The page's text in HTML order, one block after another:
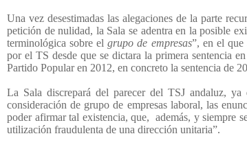
Una vez desestimadas las alegaciones de la parte
petición de nulidad, la Sala se adentra en la posible
terminológica sobre elgrupo de empresas”, en el que
por el TS desde que se dictara la primera sentencia
Partido Popular en 2012, en concreto la sentencia de
La Sala discrepará del parecer del TSJ andaluz,
consideración de grupo de empresas laboral, las
poder afirmar tal existencia, que,
además, y siempre
utilización fraudulenta de una dirección unitaria”.